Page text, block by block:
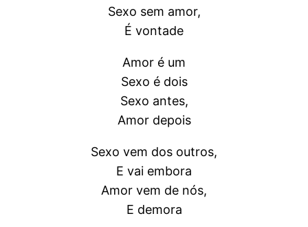
Sexo sem amor,
É vontade
Amor é um
Sexo é dois
Sexo antes,
Amor depois
Sexo vem dos outros,
E vai embora
Amor vem de nós,
E demora